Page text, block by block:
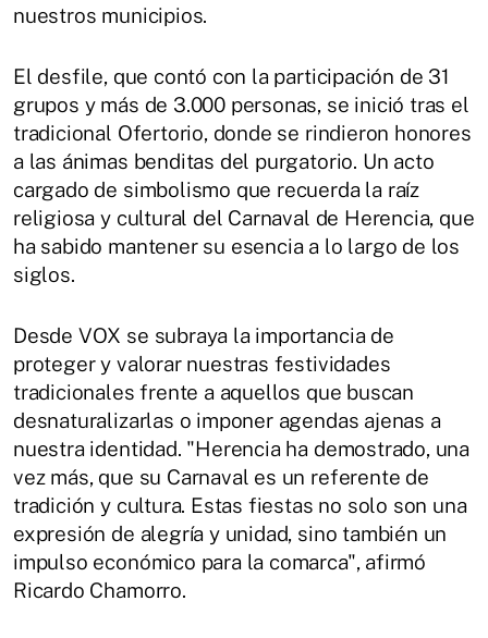
nuestros municipios.
El desfile, que contó con la participación de 31
grupos y más de 3.000 personas, se inició tras el
tradicional Ofertorio, donde se rindieron honores
a las ánimas benditas del purgatorio. Un acto
cargado de simbolismo que recuerda la raíz
religiosa y cultural del Carnaval de Herencia, que
ha sabido mantener su esencia a lo largo de los
siglos.
Desde VOX se subraya la importancia de
proteger y valorar nuestras festividades
tradicionales frente a aquellos que buscan
desnaturalizarlas o imponer agendas ajenas a
nuestra identidad. "Herencia ha demostrado, una
vez más, que su Carnaval es un referente de
tradición y cultura. Estas fiestas no solo son una
expresión de alegría y unidad, sino también un
impulso económico para la comarca", afirmó
Ricardo Chamorro.